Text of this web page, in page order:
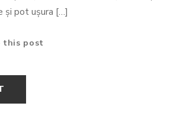
şi pot uşura […]
this post